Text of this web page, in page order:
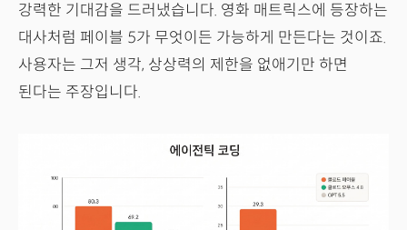
강력한 기대감을 드러냈습니다. 영화 매트릭스에 등장하는
대사처럼 페이블 5가 무엇이든 가능하게 만든다는 것이죠.
사용자는 그저 생각, 상상력의 제한을 없애기만 하면
된다는 주장입니다.